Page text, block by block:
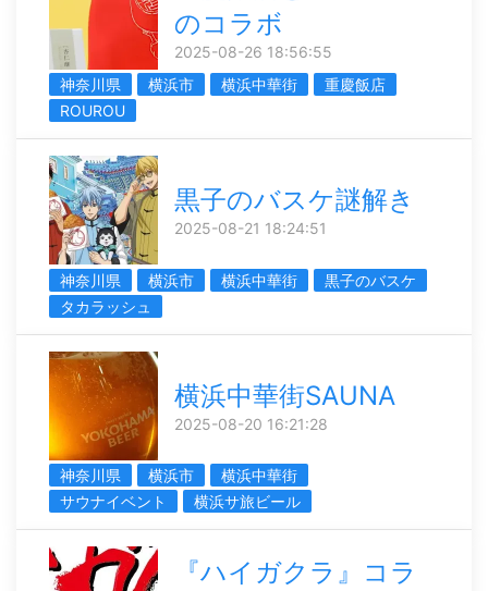
のコラボ
2025-08-26 18:56:55
神奈川県
横浜市 横浜中華街
重慶飯店
ROUROU
黒子のバスケ謎解き
2025-08-21 18:24:51
神奈川県 横浜市 横浜中華街
黒子のバスケ
タカラッシュ
横浜中華街SAUNA
2025-08-20 16:21:28
神奈川県 横浜市
横浜中華街
サウナイベント
横浜サ旅ビール
『ハイガクラ』コラ